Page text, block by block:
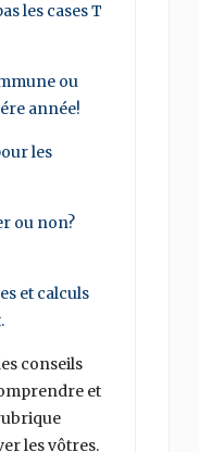
les cases T
ou
année!
les
ou non?
et calculs
conseils
et
les vôtres.